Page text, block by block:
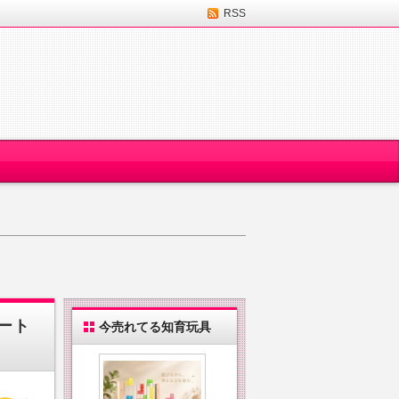
RSS
ト 今売れてる知育玩具